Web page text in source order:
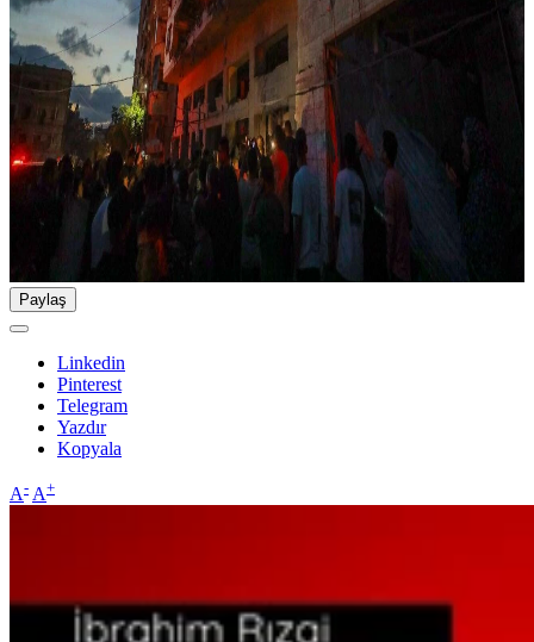
Paylaş
Linkedin
Pinterest
Telegram
Yazdır
Kopyala
A- A+